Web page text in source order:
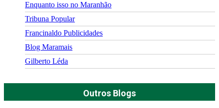
Enquanto isso no Maranhão
Tribuna Popular
Francinaldo Publicidades
Blog Maramais
Gilberto Léda
Outros Blogs